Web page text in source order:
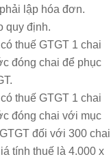
lập hóa đơn.
quy định.
thuế GTGT 1 chai
đóng chai để phục
thuế GTGT 1 chai
đóng chai với mục
đối với 300 chai
tính thuế là 4.000 x